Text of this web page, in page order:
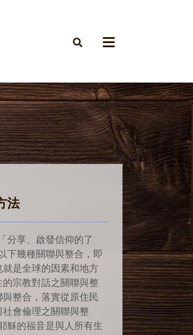
法
分享、啟發信仰的了
下幾種關聯與整合，即
就是全球的因素和地方
的宗教對話之關聯與整
與整合，落實從原住民
社會倫理之關聯與整
穌的福音是與人所有生